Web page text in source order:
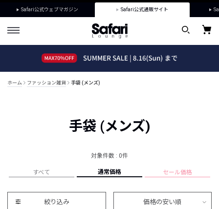
Safari公式ウェブマガジン Safari公式通販サイト
ホーム ファッション雑貨 手袋 (メンズ)
手袋 (メンズ)
対象件数 : 0件
すべて 通常価格 セール価格
絞り込み 価格の安い順